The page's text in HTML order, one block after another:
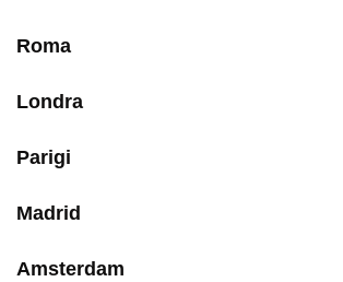
Roma
Londra
Parigi
Madrid
Amsterdam